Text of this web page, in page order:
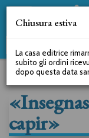
capir»
Chiusura estiva
La casa editrice
subito gli ordini
dopo questa data